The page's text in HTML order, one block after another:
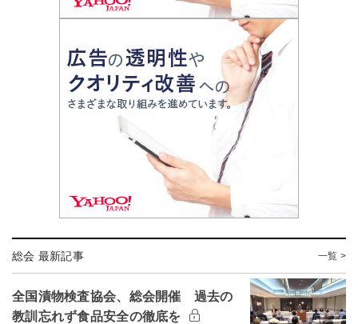
総会 最新記事 一覧 >
全国漬物検査協会、総会開催 過去の
教訓忘れず食品安全の徹底を